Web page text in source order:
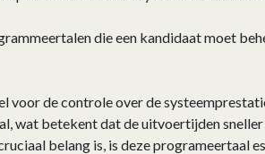
die een kandidaat moet
voor de controle over de
wat betekent dat de uitvoertijden
belang is, is deze programeertaal